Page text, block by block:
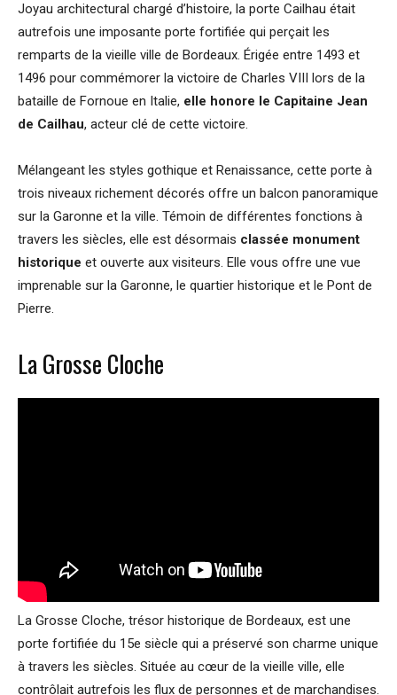
Joyau architectural chargé d’histoire, la porte Cailhau était
autrefois une imposante porte fortifiée qui perçait les
remparts de la vieille ville de Bordeaux. Érigée entre 1493 et
1496 pour commémorer la victoire de Charles VIII lors de la
bataille de Fornoue en Italie, elle honore le Capitaine Jean
de Cailhau, acteur clé de cette victoire.
Mélangeant les styles gothique et Renaissance, cette porte à
trois niveaux richement décorés offre un balcon panoramique
sur la Garonne et la ville. Témoin de différentes fonctions à
travers les siècles, elle est désormais classée monument
historique et ouverte aux visiteurs. Elle vous offre une vue
imprenable sur la Garonne, le quartier historique et le Pont de
Pierre.
La Grosse Cloche
La Grosse Cloche, trésor historique de Bordeaux, est une
porte fortifiée du 15e siècle qui a préservé son charme unique
à travers les siècles. Située au cœur de la vieille ville, elle
contrôlait autrefois les flux de personnes et de marchandises.